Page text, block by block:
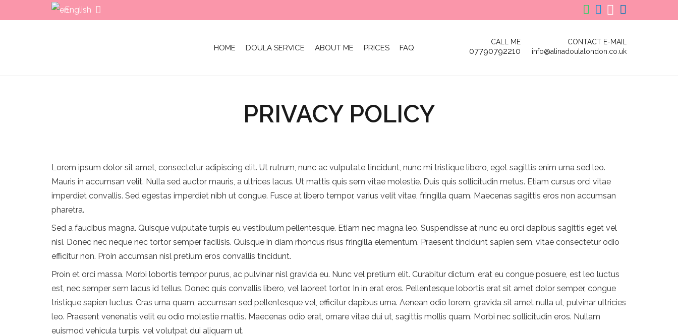
English
HOME DOULA SERVICE ABOUT ME PRICES FAQ
CALL ME
07790792210
CONTACT E-MAIL
info@alinadoulalondon.co.uk
PRIVACY POLICY
Lorem ipsum dolor sit amet, consectetur adipiscing elit. Ut rutrum, nunc ac vulputate tincidunt, nunc mi tristique libero, eget sagittis enim urna sed leo.
Mauris in accumsan velit. Nulla sed auctor mauris, a ultrices lacus. Ut mattis quis sem vitae molestie. Duis quis sollicitudin metus. Etiam cursus orci vitae
imperdiet convallis. Sed egestas imperdiet nibh ut congue. Fusce at libero tempor, varius velit vitae, fringilla quam. Maecenas sagittis eros non accumsan
pharetra.
Sed a faucibus magna. Quisque vulputate turpis eu vestibulum pellentesque. Etiam nec magna leo. Suspendisse at nunc eu orci dapibus sagittis eget vel
nisi. Donec nec neque nec tortor semper facilisis. Quisque in diam rhoncus risus fringilla elementum. Praesent tincidunt sapien sem, vitae consectetur odio
efficitur non. Proin accumsan nisl pretium eros convallis tincidunt.
Proin et orci massa. Morbi lobortis tempor purus, ac pulvinar nisl gravida eu. Nunc vel pretium elit. Curabitur dictum, erat eu congue posuere, est leo luctus
est, nec semper sem lacus id tellus. Donec quis convallis libero, vel laoreet tortor. In in erat eros. Pellentesque lobortis erat sit amet dolor semper, congue
tristique sapien luctus. Cras urna quam, accumsan sed pellentesque vel, efficitur dapibus urna. Aenean odio lorem, gravida sit amet nulla ut, pulvinar ultricies
leo. Praesent venenatis velit eu odio molestie mattis. Maecenas odio erat, ornare vitae dui ut, sagittis mollis quam. Morbi nec sollicitudin eros. Nullam
euismod vehicula turpis, vel volutpat dui aliquam ut.